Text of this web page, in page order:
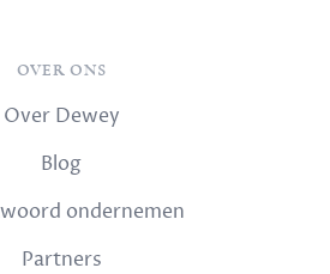
OVER ONS
Over Dewey
Blog
ondernemen
Partners